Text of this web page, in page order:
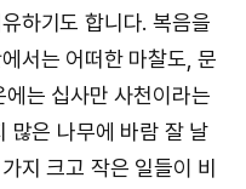
하기도 합니다. 복음을
서는 어떠한 마찰도, 문
는 십사만 사천이라는
많은 나무에 바람 잘 날
지 크고 작은 일들이 비